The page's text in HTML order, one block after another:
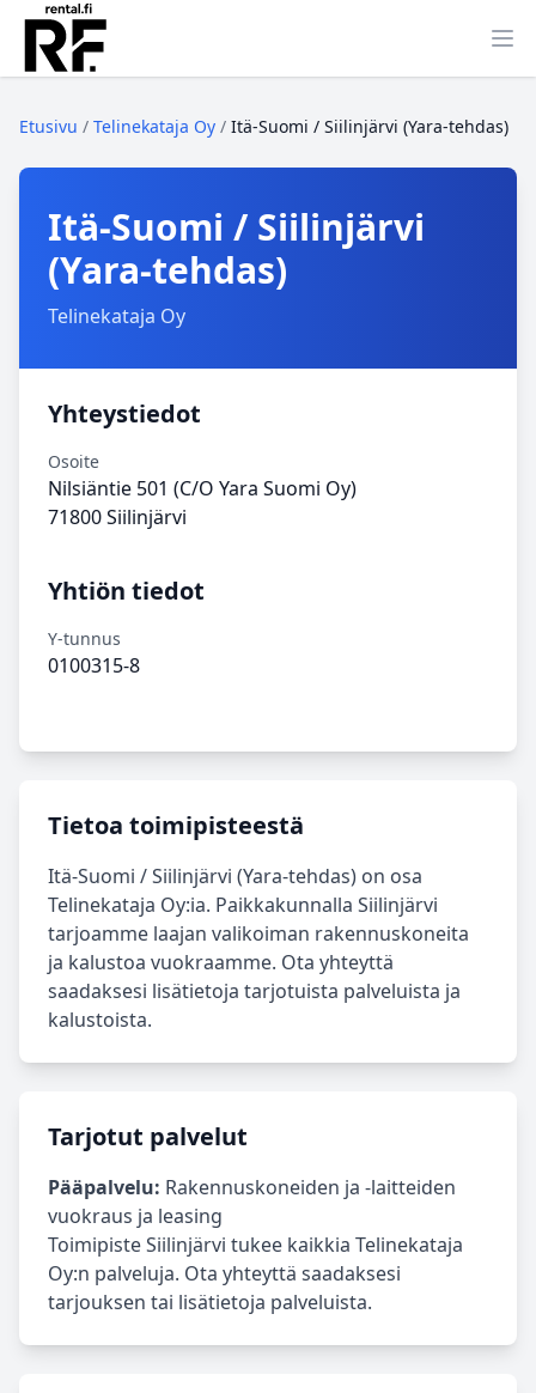
Etusivu / Telinekataja Oy / Itä‑Suomi / Siilinjärvi (Yara‑tehdas)
Itä‑Suomi / Siilinjärvi
(Yara‑tehdas)
Telinekataja Oy
Yhteystiedot
Osoite
Nilsiäntie 501 (C/O Yara Suomi Oy)
71800 Siilinjärvi
Yhtiön tiedot
Y-tunnus
0100315-8
Tietoa toimipisteestä
Itä‑Suomi / Siilinjärvi (Yara‑tehdas) on osa
Telinekataja Oy:ia. Paikkakunnalla Siilinjärvi
tarjoamme laajan valikoiman rakennuskoneita
ja kalustoa vuokraamme. Ota yhteyttä
saadaksesi lisätietoja tarjotuista palveluista ja
kalustoista.
Tarjotut palvelut
Pääpalvelu: Rakennuskoneiden ja -laitteiden
vuokraus ja leasing
Toimipiste Siilinjärvi tukee kaikkia Telinekataja
Oy:n palveluja. Ota yhteyttä saadaksesi
tarjouksen tai lisätietoja palveluista.